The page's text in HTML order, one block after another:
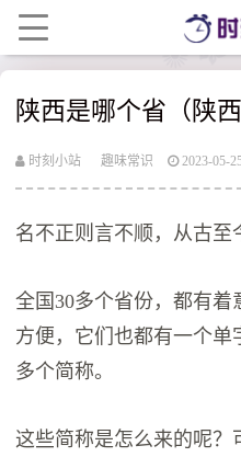
陕西是哪个省（陕
时刻小站 趣味常识 2023-05-
名不正则言不顺，从古至
全国30多个省份，都有
方便，它们也都有一个单
多个简称。
这些简称是怎么来的呢？